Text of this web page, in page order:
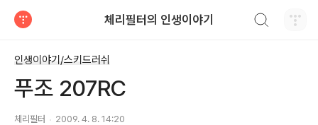
체리필터의 인생이야기
인생이야기/스키드러쉬
푸조 207RC
체리필터 2009. 4. 8. 14:20